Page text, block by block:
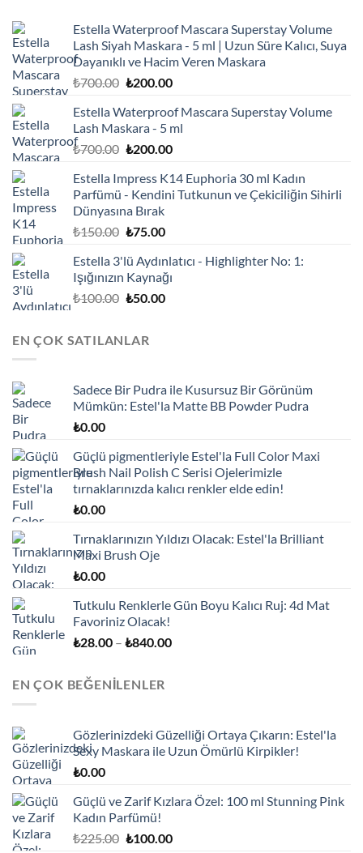
Estella Waterproof Mascara Superstay Volume
Lash Siyah Maskara - 5 ml | Uzun Süre Kalıcı, Suya
Dayanıklı ve Hacim Veren Maskara
₺700.00 Orijinal
₺700.00.
₺200.00Şu
fiyat:
₺200.00.
Estella Waterproof Mascara Superstay Volume
Lash Maskara - 5 ml
₺700.00 Orijinal
₺700.00.
₺200.00Şu
fiyat:
₺200.00.
Estella Impress K14 Euphoria 30 ml Kadın
Parfümü - Kendini Tutkunun ve Çekiciliğin Sihirli
Dünyasına Bırak
₺150.00 Orijinal
₺150.00.
₺75.00Şu
fiyat:
₺75.00.
Estella 3'lü Aydınlatıcı - Highlighter No: 1:
Işığınızın Kaynağı
₺100.00 Orijinal
₺50.00Şu
EN ÇOK SATILANLAR
Sadece Bir Pudra ile Kusursuz Bir Görünüm
Mümkün: Estel'la Matte BB Powder Pudra
₺0.00
Güçlü pigmentleriyle Estel'la Full Color Maxi
Brush Nail Polish C Serisi Ojelerimizle
tırnaklarınızda kalıcı renkler elde edin!
₺0.00
Tırnaklarınızın Yıldızı Olacak: Estel'la Brilliant
Maxi Brush Oje
₺0.00
Tutkulu Renklerle Gün Boyu Kalıcı Ruj: 4d Mat
Favoriniz Olacak!
₺28.00 – ₺840.00Fiyat
EN ÇOK BEĞENILENLER
Gözlerinizdeki Güzelliği Ortaya Çıkarın: Estel'la
Sexy Maskara ile Uzun Ömürlü Kirpikler!
₺0.00
Güçlü ve Zarif Kızlara Özel: 100 ml Stunning Pink
Kadın Parfümü!
₺225.00 Orijinal
₺100.00Şu